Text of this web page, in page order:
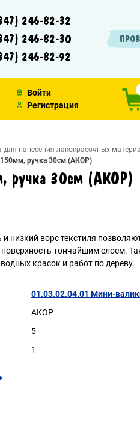
246-82-32
246-82-30
246-82-92
Войти
Регистрация
для нанесения лакокрасочных
ручка 30см (АКОР)
ручка 30см (АКОР)
низкий ворс текстиля
тончайшим слоем.
красок и работ по дереву.
01.03.02.04.01 Мини-
АКОР
5
1